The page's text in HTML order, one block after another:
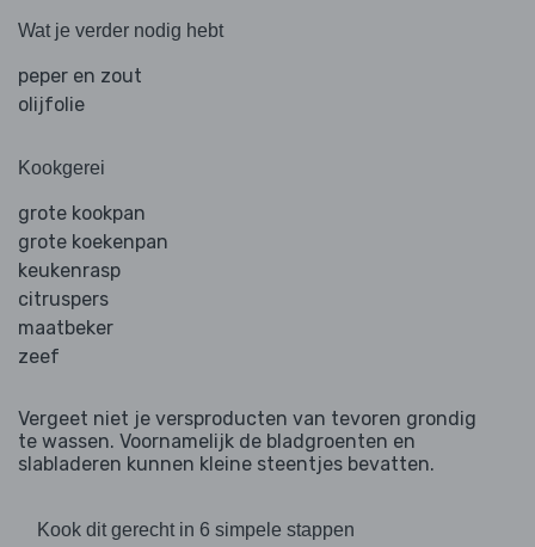
Wat je verder nodig hebt
peper en zout
olijfolie
Kookgerei
grote kookpan
grote koekenpan
keukenrasp
citruspers
maatbeker
zeef
Vergeet niet je versproducten van tevoren grondig
te wassen. Voornamelijk de bladgroenten en
slabladeren kunnen kleine steentjes bevatten.
Kook dit gerecht in 6 simpele stappen